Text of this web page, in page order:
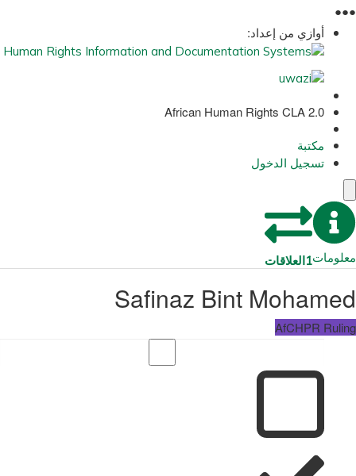
●
●
●
أوازي من إعداد:
African Human Rights CLA 2.0
مكتبة
تسجيل الدخول
معلومات1العلاقات
Safinaz Bint Mohamed
AfCHPR Ruling